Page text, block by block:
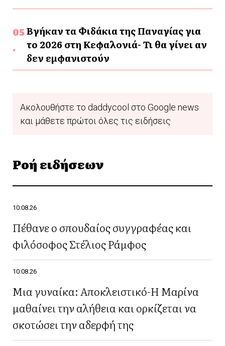
Βγήκαν τα Φιδάκια της Παναγίας για
το 2026 στη Κεφαλονιά- Τι θα γίνει αν
δεν εμφανιστούν
Ακολουθήστε το daddycool στο Google news
και μάθετε πρώτοι όλες τις ειδήσεις
Ροή ειδήσεων
10.08.26
Πέθανε ο σπουδαίος συγγραφέας και
φιλόσοφος Στέλιος Ράμφος
10.08.26
Μια γυναίκα: Αποκλειστικό-Η Μαρίνα
μαθαίνει την αλήθεια και ορκίζεται να
σκοτώσει την αδερφή της